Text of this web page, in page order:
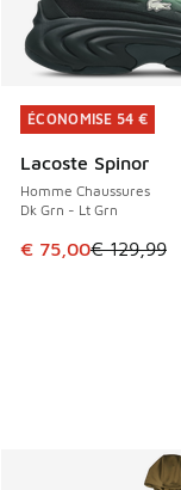
ÉCONOMISE 54 €
Lacoste Spinor
Homme Chaussures
Dk Grn - Lt Grn
Cet article est en
€ 75,00€ 129,99
ÉCONOMISE 54 €